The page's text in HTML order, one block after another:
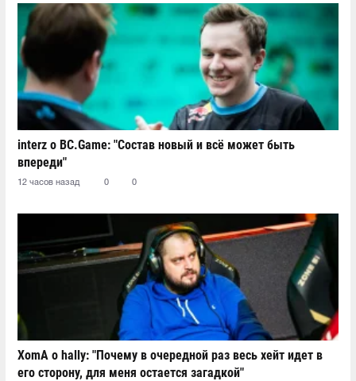
interz о BC.Game: "Состав новый и всё может быть
впереди"
12 часов назад 0 0
XomA о hally: "Почему в очередной раз весь хейт идет в
его сторону, для меня остается загадкой"